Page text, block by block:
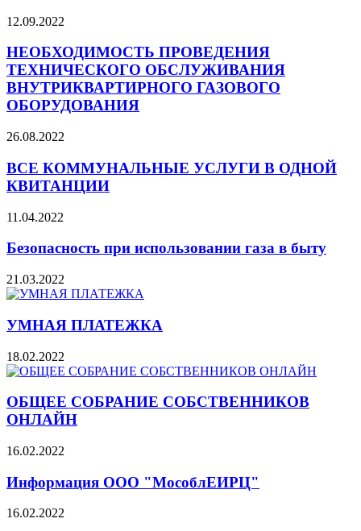
12.09.2022
НЕОБХОДИМОСТЬ ПРОВЕДЕНИЯ
ТЕХНИЧЕСКОГО ОБСЛУЖИВАНИЯ
ВНУТРИКВАРТИРНОГО ГАЗОВОГО
ОБОРУДОВАНИЯ
26.08.2022
ВСЕ КОММУНАЛЬНЫЕ УСЛУГИ В ОДНОЙ
КВИТАНЦИИ
11.04.2022
Безопасность при использовании газа в быту
21.03.2022
УМНАЯ ПЛАТЕЖКА
18.02.2022
ОБЩЕЕ СОБРАНИЕ СОБСТВЕННИКОВ
ОНЛАЙН
16.02.2022
Информация ООО "МособлЕИРЦ"
16.02.2022